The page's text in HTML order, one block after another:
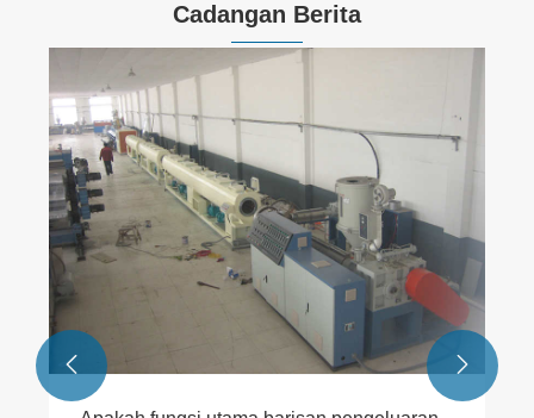
Cadangan Berita
Bagaimana untuk meningkatkan kecekapan
pengeluaran peralatan paip PB?
Lihat Lagi >>
 